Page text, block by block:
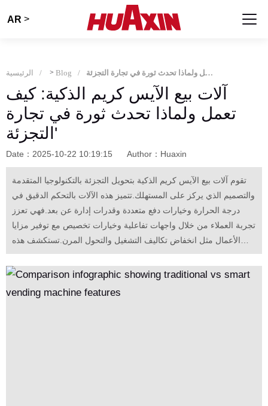
AR >
الرئيسية > Blog آلات بيع الآيس كريم الذكية: كيف تعمل ولماذا تحدث ثورة في تجارة التجزئة'
آلات بيع الآيس كريم الذكية: كيف
تعمل ولماذا تحدث ثورة في تجارة
التجزئة'
Date：2025-10-22 10:19:15 Author：Huaxin
تقوم آلات بيع الآيس كريم الذكية بتحويل التجزئة بالتكنولوجيا المتقدمة
والتصميم الذي يركز على المستهلك.تتميز هذه الآلات بالتحكم الدقيق في
درجة الحرارة وخيارات دفع متعددة وقدرات إدارة عن بعد.فهي تعزز
تجربة العملاء من خلال واجهات تفاعلية وخيارات تخصيص مع توفير مزايا
الأعمال مثل انخفاض تكاليف التشغيل والتحول المرن.تستكشف هذه
المقالة كيفية عمل هذه الآلات الذكية ، وإمكاناتها السوقية ، ولماذا تمثل